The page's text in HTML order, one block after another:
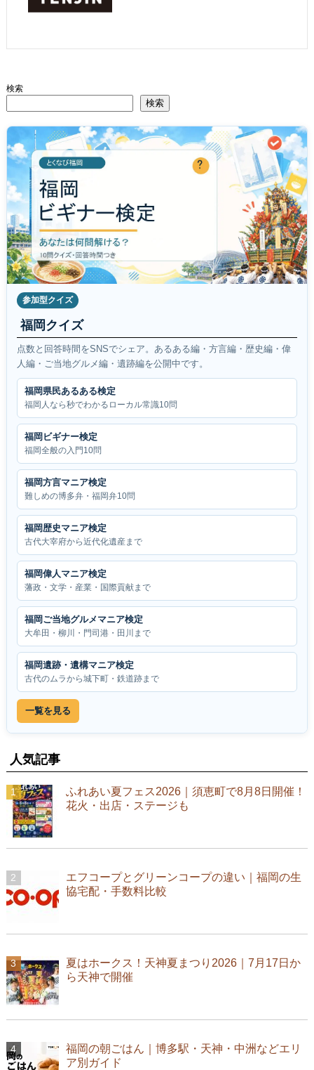
検索
検索
参加型クイズ
福岡クイズ
点数と回答時間をSNSでシェア。あるある編・方言編・歴史編・偉
人編・ご当地グルメ編・遺跡編を公開中です。
福岡県民あるある検定
福岡人なら秒でわかるローカル常識10問
福岡ビギナー検定
福岡全般の入門10問
福岡方言マニア検定
難しめの博多弁・福岡弁10問
福岡歴史マニア検定
古代大宰府から近代化遺産まで
福岡偉人マニア検定
藩政・文学・産業・国際貢献まで
福岡ご当地グルメマニア検定
大牟田・柳川・門司港・田川まで
福岡遺跡・遺構マニア検定
古代のムラから城下町・鉄道跡まで
一覧を見る
人気記事
ふれあい夏フェス2026｜須恵町で8月8日開催！
花火・出店・ステージも
エフコープとグリーンコープの違い｜福岡の生
協宅配・手数料比較
夏はホークス！天神夏まつり2026｜7月17日か
ら天神で開催
福岡の朝ごはん｜博多駅・天神・中洲などエリ
ア別ガイド